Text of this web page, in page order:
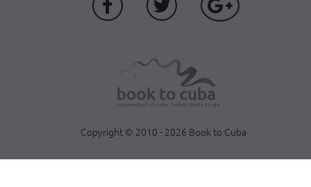
Copyright © 2010 - 2026 Book to Cuba